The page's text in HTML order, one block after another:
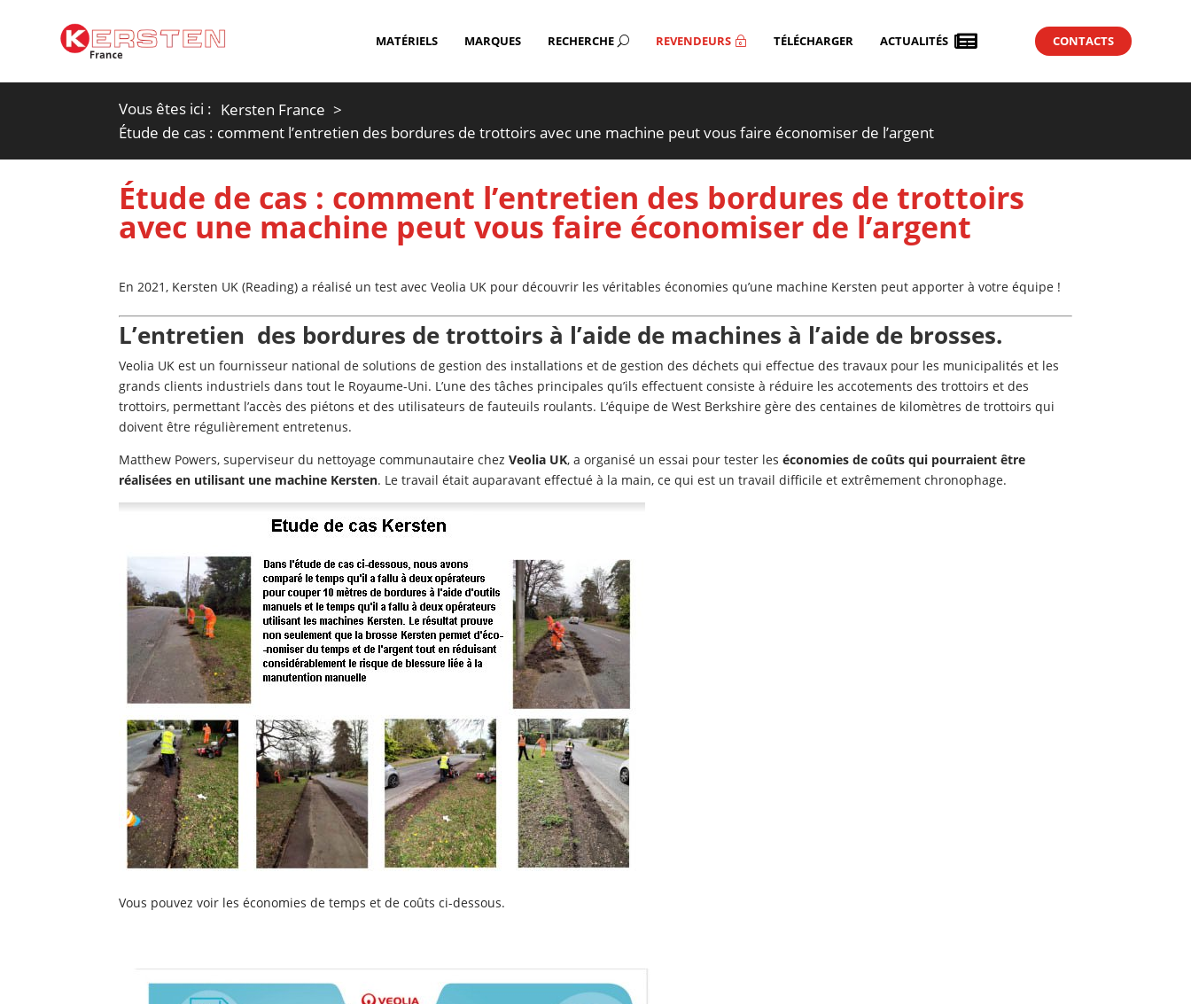
MATÉRIELS MARQUES U
RECHERCHE ~
REVENDEURS TÉLÉCHARGER 
ACTUALITÉS CONTACTS
Vous êtes ici : Kersten France
Étude de cas : comment l’entretien des bordures de trottoirs avec une machine peut vous faire économiser de l’argent
Étude de cas : comment l’entretien des bordures de trottoirs
avec une machine peut vous faire économiser de l’argent
En 2021, Kersten UK (Reading) a réalisé un test avec Veolia UK pour découvrir les véritables économies qu’une machine Kersten peut apporter à votre équipe !
L’entretien des bordures de trottoirs à l’aide de machines à l’aide de brosses.
Veolia UK est un fournisseur national de solutions de gestion des installations et de gestion des déchets qui effectue des travaux pour les municipalités et les
grands clients industriels dans tout le Royaume-Uni. L’une des tâches principales qu’ils effectuent consiste à réduire les accotements des trottoirs et des
trottoirs, permettant l’accès des piétons et des utilisateurs de fauteuils roulants. L’équipe de West Berkshire gère des centaines de kilomètres de trottoirs qui
doivent être régulièrement entretenus.
Matthew Powers, superviseur du nettoyage communautaire chezVeolia UK, a organisé un essai pour tester les économies de coûts qui pourraient être
réalisées en utilisant une machine Kersten. Le travail était auparavant effectué à la main, ce qui est un travail difficile et extrêmement chronophage.
Vous pouvez voir les économies de temps et de coûts ci-dessous.